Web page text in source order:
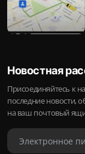
Новостная
Присоединяйтесь к
последние новости,
на ваш почтовый